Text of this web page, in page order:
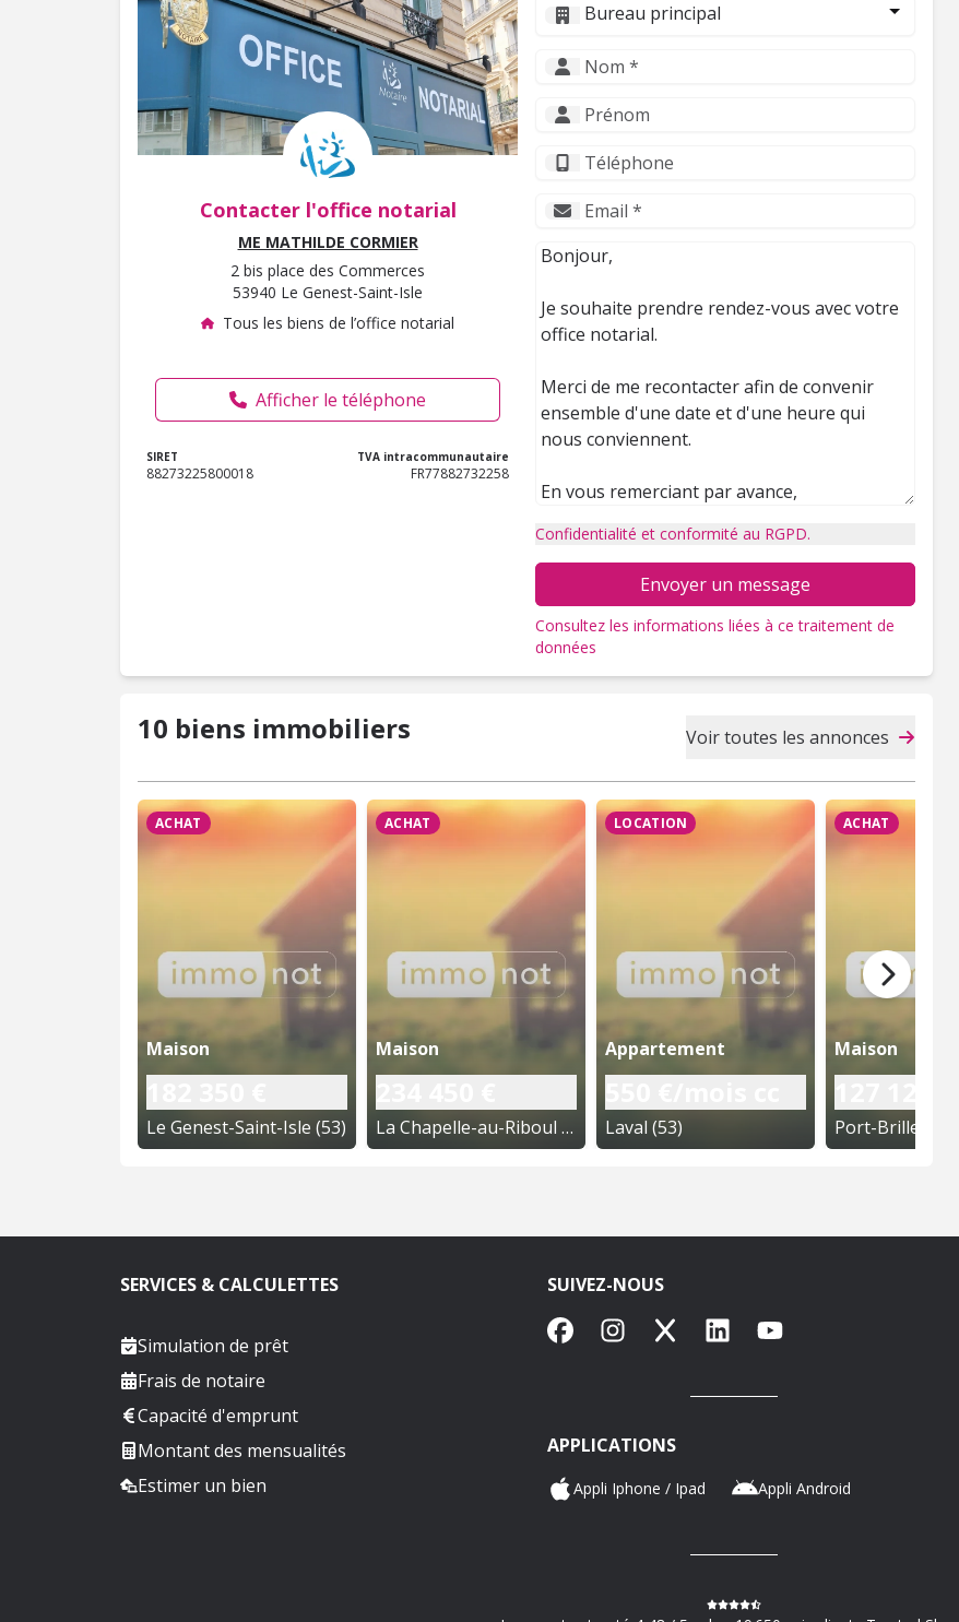
Contacter l'office notarial
ME MATHILDE CORMIER
2 bis place des Commerces
53940 Le Genest-Saint-Isle
Tous les biens de l’office notarial
Afficher le téléphone
SIRET
88273225800018
TVA intracommunautaire
FR77882732258
Bureau principal
Confidentialité et conformité au RGPD.
Envoyer un message
Consultez les informations liées à ce traitement de
données
10 biens immobiliers Voir toutes les annonces
ACHAT
Maison
Le Genest-Saint-Isle (53)
ACHAT
Maison
La Chapelle-au-Riboul (53)
LOCATION
Appartement
Laval (53)
ACHAT
Maison
Port-Brillet (53)
SERVICES & CALCULETTES
Simulation de prêt
Frais de notaire
Capacité d'emprunt
Montant des mensualités
Estimer un bien
SUIVEZ-NOUS
FacebookInstagram
X LinkedInYouTube
APPLICATIONS
Appli Iphone / Ipad Appli Android